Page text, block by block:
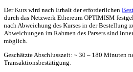
Der Kurs wird nach Erhalt der erforderlichen
durch das Netzwerk Ethereum OPTIMISM
nach Abweichung des Kurses in der Bestellung
Abweichungen im Rahmen des Parsers sind
möglich.
Geschätzte Abschlusszeit: ~ 30 – 180 Minuten
Transaktionsbestätigung.